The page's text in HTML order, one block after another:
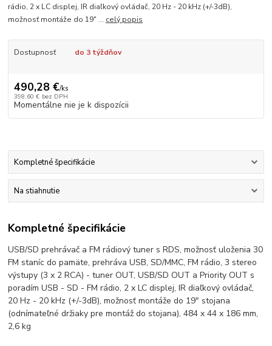
rádio, 2 x LC displej, IR diaľkový ovládač, 20 Hz - 20 kHz (+/-3dB),
možnosť montáže do 19" ... celý popis
Dostupnosť do 3 týždňov
490,28 €/ks
398,60 € bez DPH
Momentálne nie je k dispozícii
Kompletné špecifikácie
Na stiahnutie
Kompletné špecifikácie
USB/SD prehrávač a FM rádiový tuner s RDS, možnosť uloženia 30
FM staníc do pamäte, prehráva USB, SD/MMC, FM rádio, 3 stereo
výstupy (3 x 2 RCA) - tuner OUT, USB/SD OUT a Priority OUT s
poradím USB - SD - FM rádio, 2 x LC displej, IR diaľkový ovládač,
20 Hz - 20 kHz (+/-3dB), možnosť montáže do 19" stojana
(odnímateľné držiaky pre montáž do stojana), 484 x 44 x 186 mm,
2,6 kg